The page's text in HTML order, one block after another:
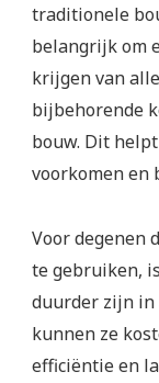
traditionele
belangrijk om
krijgen van
bijbehorende
bouw. Dit
voorkomen en
Voor degenen
te gebruiken,
duurder zijn in
kunnen ze
efficiëntie en